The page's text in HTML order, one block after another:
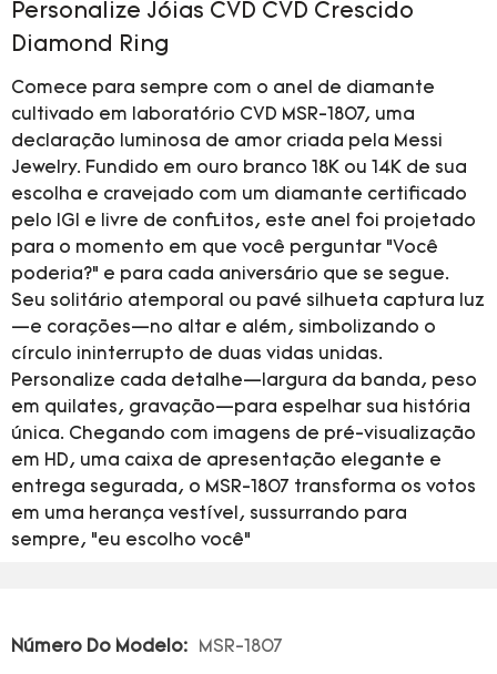
Personalize Jóias CVD CVD Crescido
Diamond Ring
Comece para sempre com o anel de diamante
cultivado em laboratório CVD MSR-1807, uma
declaração luminosa de amor criada pela Messi
Jewelry. Fundido em ouro branco 18K ou 14K de sua
escolha e cravejado com um diamante certificado
pelo IGI e livre de conflitos, este anel foi projetado
para o momento em que você perguntar “Você
poderia?” e para cada aniversário que se segue.
Seu solitário atemporal ou pavé silhueta captura luz
—e corações—no altar e além, simbolizando o
círculo ininterrupto de duas vidas unidas.
Personalize cada detalhe—largura da banda, peso
em quilates, gravação—para espelhar sua história
única. Chegando com imagens de pré-visualização
em HD, uma caixa de apresentação elegante e
entrega segurada, o MSR-1807 transforma os votos
em uma herança vestível, sussurrando para
sempre, “eu escolho você”
Número Do Modelo: MSR-1807